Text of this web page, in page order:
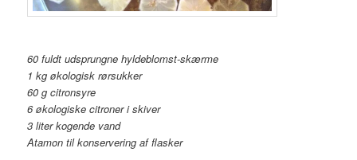
60 fuldt udsprungne hyldeblomst-skærme
1 kg økologisk rørsukker
60 g citronsyre
6 økologiske citroner i skiver
3 liter kogende vand
Atamon til konservering af flasker